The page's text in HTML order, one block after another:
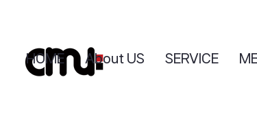
HOME About US SERVICE